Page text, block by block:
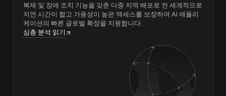
복제 및 장애 조치 기능을 갖춘 다중 지역 배포로 전 세계적으로
지연 시간이 짧고 가용성이 높은 액세스를 보장하여 AI 애플리
케이션의 빠른 글로벌 확장을 지원합니다.
심층 분석 읽기